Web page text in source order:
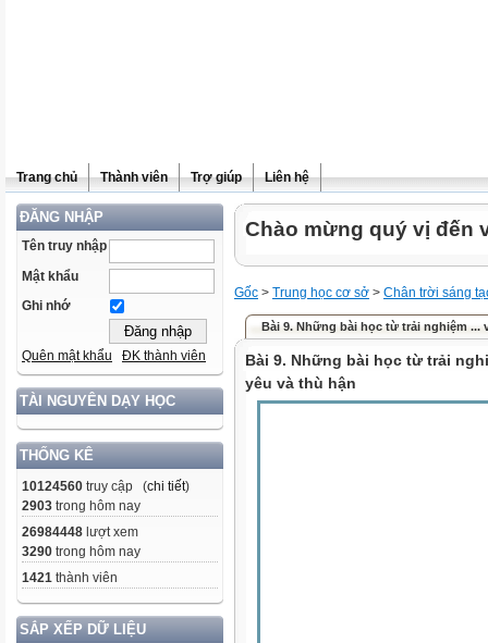
Trang chủ Thành viên Trợ giúp Liên hệ
ĐĂNG NHẬP
Tên truy nhập
Mật khẩu
Ghi nhớ
Quên mật khẩu ĐK thành viên
TÀI NGUYÊN DẠY HỌC
THỐNG KÊ
10124560 truy cập (chi tiết)
2903 trong hôm nay
26984448 lượt xem
3290 trong hôm nay
1421 thành viên
SẮP XẾP DỮ LIỆU
Chào mừng quý vị đến
Gốc > Trung học cơ sở > Chân trời sáng
Bài 9. Những bài học từ trải nghiệm ...
Bài 9. Những bài học từ trải
yêu và thù hận